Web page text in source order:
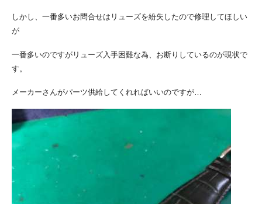
しかし、一番多いお問合せはリューズを紛失したので修理してほしい
が
一番多いのですがリューズ入手困難な為、お断りしているのが現状で
す。
メーカーさんがパーツ供給してくれればいいのですが…